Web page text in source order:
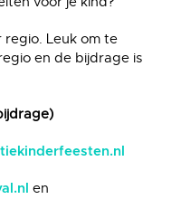
Leuk om te
en de bijdrage is
en